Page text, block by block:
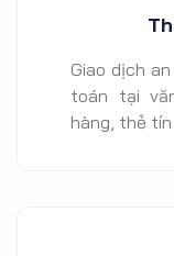
Giao dịch
toán tại
hàng, thẻ tín